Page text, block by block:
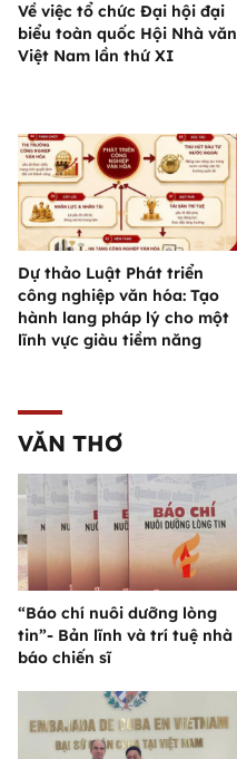
Về việc tổ chức Đại hội đại
biểu toàn quốc Hội Nhà văn
Việt Nam lần thứ XI
Dự thảo Luật Phát triển
công nghiệp văn hóa: Tạo
hành lang pháp lý cho một
lĩnh vực giàu tiềm năng
VĂN THƠ
“Báo chí nuôi dưỡng lòng
tin”- Bản lĩnh và trí tuệ nhà
báo chiến sĩ